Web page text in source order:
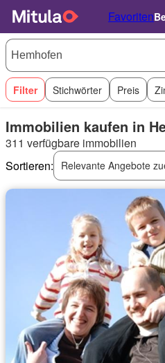
Favoriten
Filter Stichwörter Preis
Immobilien kaufen in
311 verfügbare immobilien
Sortieren:
Relevante Angebote